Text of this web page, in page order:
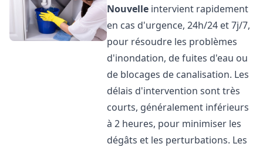
Nouvelle intervient rapidement
en cas d'urgence, 24h/24 et 7j/7,
pour résoudre les problèmes
d'inondation, de fuites d'eau ou
de blocages de canalisation. Les
délais d'intervention sont très
courts, généralement inférieurs
à 2 heures, pour minimiser les
dégâts et les perturbations. Les